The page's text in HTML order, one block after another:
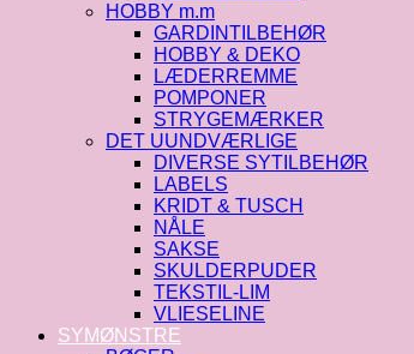
HOBBY m.m
GARDINTILBEHØR
HOBBY & DEKO
LÆDERREMME
POMPONER
STRYGEMÆRKER
DET UUNDVÆRLIGE
DIVERSE SYTILBEHØR
LABELS
KRIDT & TUSCH
NÅLE
SAKSE
SKULDERPUDER
TEKSTIL-LIM
VLIESELINE
SYMØNSTRE